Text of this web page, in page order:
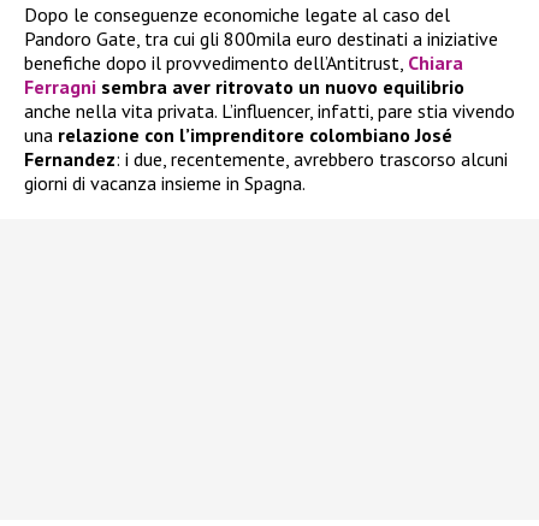
Dopo le conseguenze economiche legate al caso del
Pandoro Gate, tra cui gli 800mila euro destinati a iniziative
benefiche dopo il provvedimento dell’Antitrust, Chiara
Ferragni sembra aver ritrovato un nuovo equilibrio
anche nella vita privata. L’influencer, infatti, pare stia vivendo
una relazione con l’imprenditore colombiano José
Fernandez: i due, recentemente, avrebbero trascorso alcuni
giorni di vacanza insieme in Spagna.